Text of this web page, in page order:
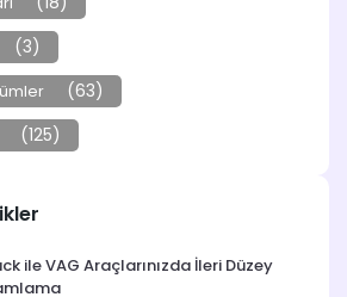
(3)
(63)
(125)
ile VAG Araçlarınızda İleri Düzey